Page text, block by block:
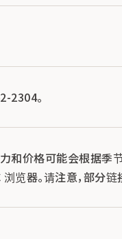
2304。
和价格可能会根据季
览器。请注意，部分